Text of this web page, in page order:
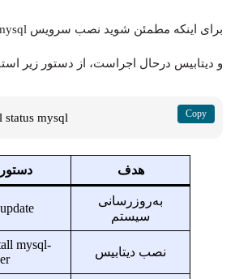
و دیتابیس درحال اجراست، از دستور زیر
status mysql
هدف
به‌روزرسانی
سیستم
نصب دیتابیس
mysql-